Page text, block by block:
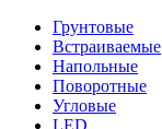
Грунтовые
Встраиваемые
Напольные
Поворотные
Угловые
LED